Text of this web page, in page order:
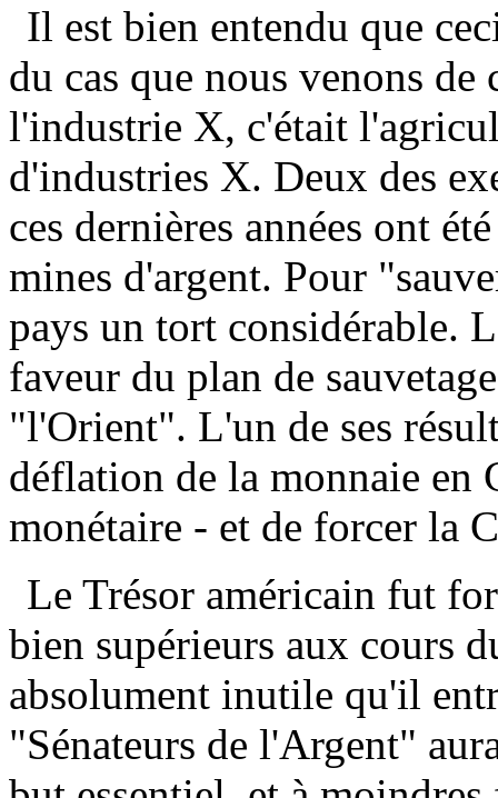
Il est bien entendu que
du cas que nous venons
l'industrie X, c'était
d'industries X. Deux des
ces dernières années ont
mines d'argent. Pour
pays un tort considérable.
faveur du plan de
"l'Orient". L'un de ses
déflation de la monnaie en
monétaire - et de forcer la
Le Trésor américain fut
bien supérieurs aux cours
absolument inutile qu'il
"Sénateurs de l'Argent"